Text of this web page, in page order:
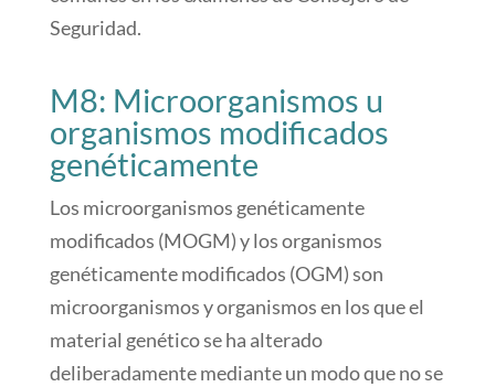
Seguridad.
M8: Microorganismos u
organismos modificados
genéticamente
Los microorganismos genéticamente
modificados (MOGM) y los organismos
genéticamente modificados (OGM) son
microorganismos y organismos en los que el
material genético se ha alterado
deliberadamente mediante un modo que no se